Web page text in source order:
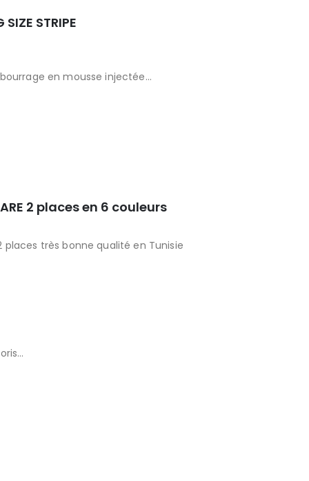
STRIPE
en mousse injectée
2 places en 6 couleurs
très bonne qualité en Tunisie